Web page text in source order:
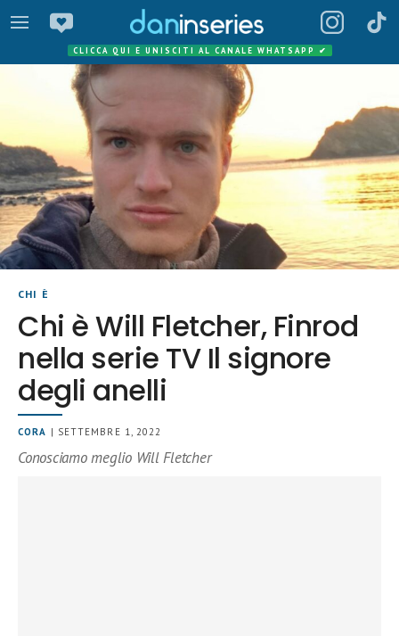
CLICCA QUI E UNISCITI AL CANALE WHATSAPP ✔
CHI È
Chi è Will Fletcher, Finrod
nella serie TV Il signore
degli anelli
CORA | SETTEMBRE 1, 2022
Conosciamo meglio Will Fletcher